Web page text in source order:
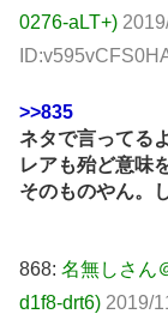
0276-aLT+)
>>835
ネタで言ってる
レアも殆ど意味
そのものやん。
868: 名無しさん
d1f8-drt6) 2019/